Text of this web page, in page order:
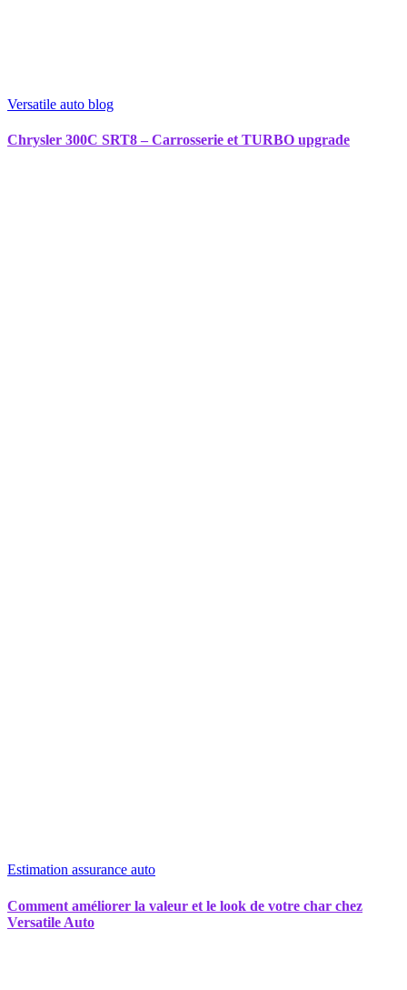
Versatile auto blog
Chrysler 300C SRT8 – Carrosserie et TURBO upgrade
Estimation assurance auto
Comment améliorer la valeur et le look de votre char chez
Versatile Auto